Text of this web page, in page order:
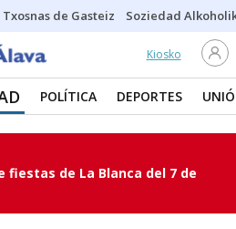
Txosnas de Gasteiz Soziedad
Kiosko
POLÍTICA DEPORTES
fiestas de La Blanca del 7 de